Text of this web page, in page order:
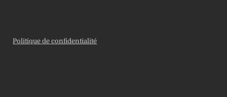
Politique de confidentialité